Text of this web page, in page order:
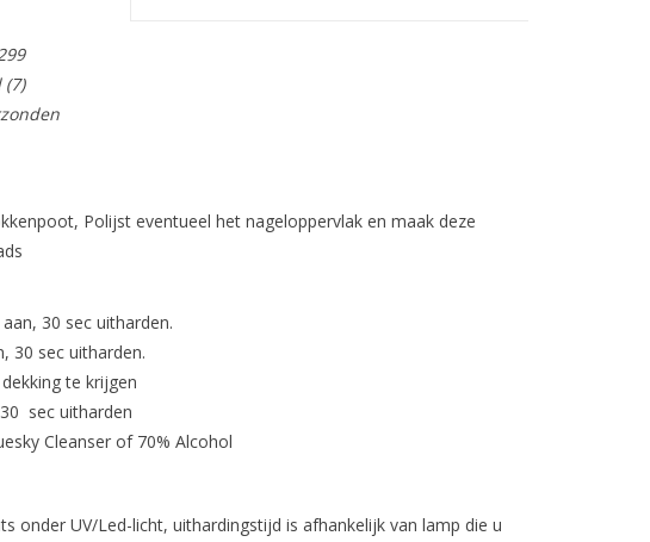
(7)
Polijst eventueel het nageloppervlak en maak deze
30 sec uitharden.
30 sec uitharden.
te krijgen
sec uitharden
Cleanser of 70% Alcohol
onder UV/Led-licht, uithardingstijd is afhankelijk van lamp die u